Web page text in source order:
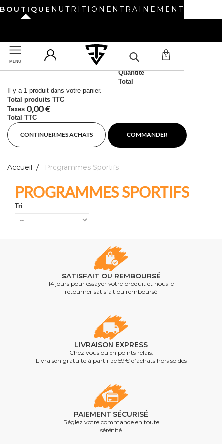
BOUTIQUE NUTRITION ENTRAINEMENT
UN NOUVEAU SITE REVIENT BIENTÔT. BONNES VACANCES !
0
MENU
Produit ajouté au panier avec succès
Quantité
Total
Il y a 1 produit dans votre panier.
Total produits TTC
Taxes 0,00 €
Total TTC
CONTINUER MES ACHATS COMMANDER
Accueil Programmes Sportifs
PROGRAMMES SPORTIFS
Tri
SATISFAIT OU REMBOURSÉ
14 jours pour essayer votre produit et nous le
retourner satisfait ou remboursé
LIVRAISON EXPRESS
Chez vous ou en points relais.
Livraison gratuite à partir de 59€ d’achats hors soldes
PAIEMENT SÉCURISÉ
Réglez votre commande en toute
sérénité